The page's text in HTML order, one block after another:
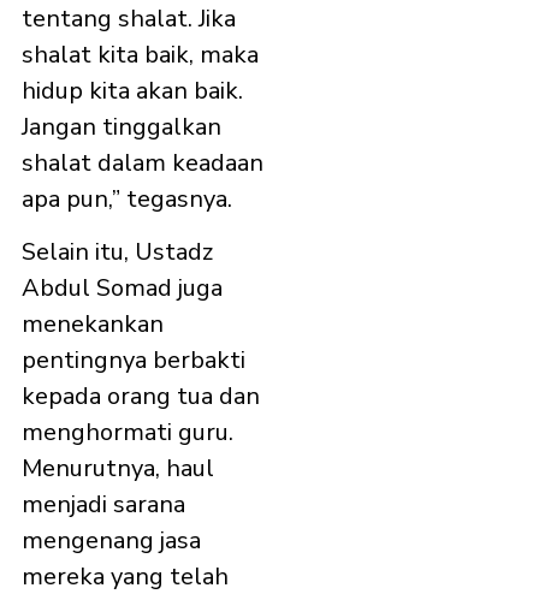
tentang shalat. Jika
shalat kita baik, maka
hidup kita akan baik.
Jangan tinggalkan
shalat dalam keadaan
apa pun,” tegasnya.
Selain itu, Ustadz
Abdul Somad juga
menekankan
pentingnya berbakti
kepada orang tua dan
menghormati guru.
Menurutnya, haul
menjadi sarana
mengenang jasa
mereka yang telah